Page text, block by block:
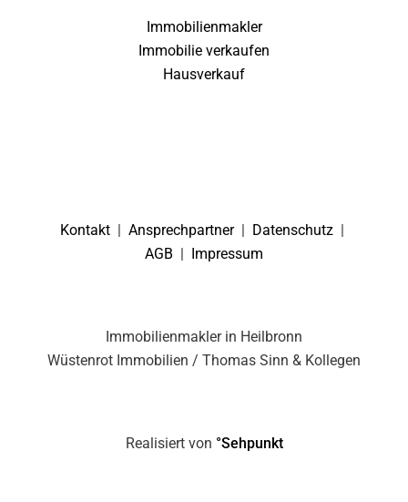
Immobilienmakler
Immobilie verkaufen
Hausverkauf
Kontakt Ansprechpartner| Datenschutz
AGB
Impressum
Immobilienmakler in Heilbronn
Wüstenrot Immobilien / Thomas Sinn & Kollegen
Realisiert von °Sehpunkt